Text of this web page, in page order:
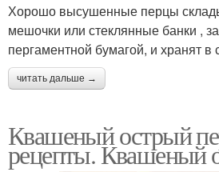
Хорошо высушенные перцы
мешочки или стеклянные банки ,
пергаментной бумагой, и хранят
читать дальше →
Квашеный острый
рецепты. Квашеный